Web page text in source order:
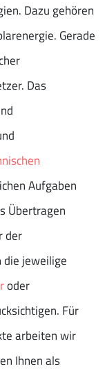
Dazu gehören
Gerade
Das
Aufgaben
Übertragen
der
die jeweilige
oder
Für
arbeiten wir
Ihnen als